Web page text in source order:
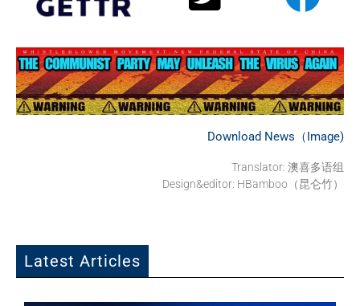
Download News（Image)
Translator: 澳喜多语组
Design&editor: HBamboo（昆仑竹）
Latest Articles